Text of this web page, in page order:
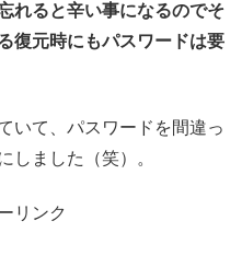
れると辛い事になるのでそ
復元時にもパスワードは要
いて、パスワードを間違っ
しました（笑）。
リンク